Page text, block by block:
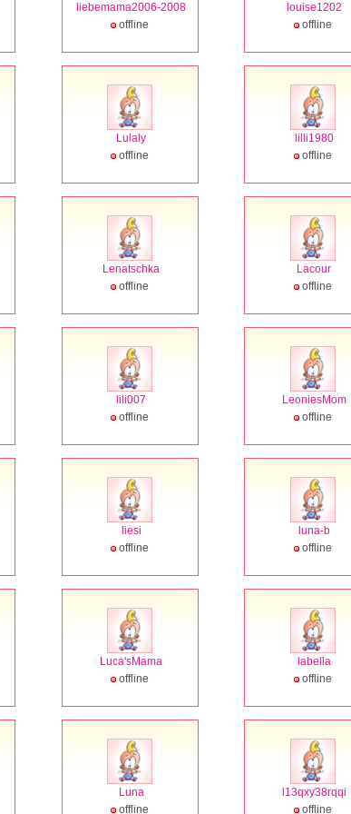
liebemama2006-2008
offline
louise1202
offline
Lulaly
offline
lilli1980
offline
Lenatschka
offline
Lacour
offline
lili007
offline
LeoniesMom
offline
liesi
offline
luna-b
offline
Luca'sMama
offline
labella
offline
Luna
offline
l13qxy38rqqi
offline